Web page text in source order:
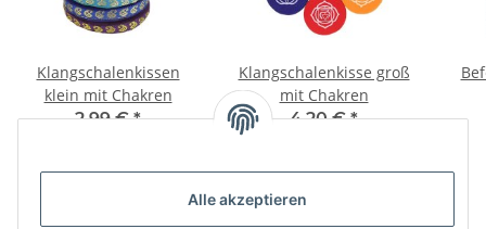
Alle akzeptieren
Klangschalenkissen
klein mit Chakren
2,99 €*
Klangschalenkisse groß
mit Chakren
4,20 €*